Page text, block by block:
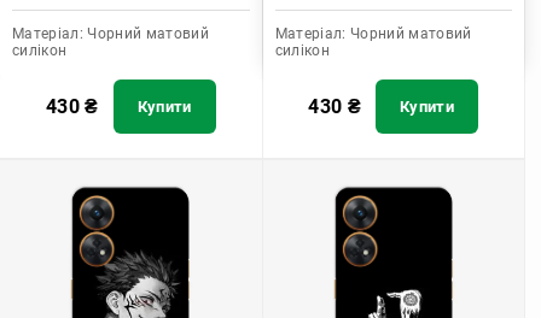
Матеріал: Чорний матовий
силікон
430₴ Купити
Матеріал: Чорний матовий
силікон
430 ₴ Купити